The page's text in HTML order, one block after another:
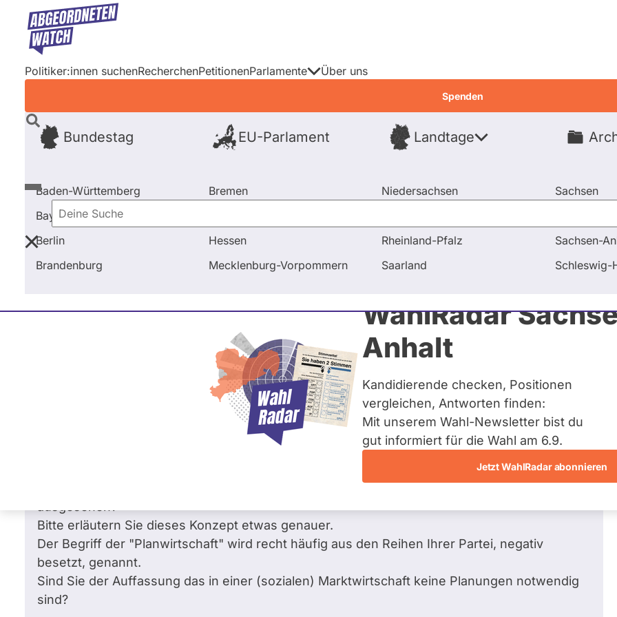
Direkt
Inhalt
Politiker:innen suchenRecherchenPetitionenParlamente
Bundestag EU-Parlament Landtage
Baden-Württemberg
Bayern
Berlin
Brandenburg
Bremen
Hessen
Mecklenburg-Vorpommern
Niedersachsen
Rheinland-Pfalz
Saarland
Sachsen
Sachsen-
Schleswig-
Über uns
Spenden
Deine
Suche
WahlRadar
Anhalt
Kandidierende checken, Positionen
vergleichen, Antworten finden:
Mit unserem Wahl-Newsletter bist du
gut informiert für die Wahl am 6.9.
Jetzt WahlRadar abonnieren
Startseite Frage stellen Sven Morlok Fragen und Antworten Frage an Sven Morlok
Sven Morlok Zum Profil
Ingolf L.
ist für mich nicht so recht nachvollziehbar.
Bitte erläutern Sie dieses Konzept etwas genauer.
Der Begriff der "Planwirtschaft" wird recht häufig aus den Reihen Ihrer Partei, negativ
besetzt, genannt.
Sind Sie der Auffassung das in einer (sozialen) Marktwirtschaft keine Planungen notwendig
sind?